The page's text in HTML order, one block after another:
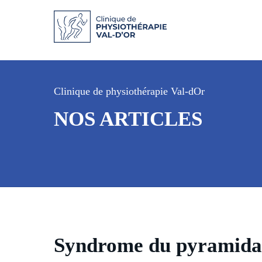
Clinique de physiothérapie Val-dOr
NOS ARTICLES
Syndrome du